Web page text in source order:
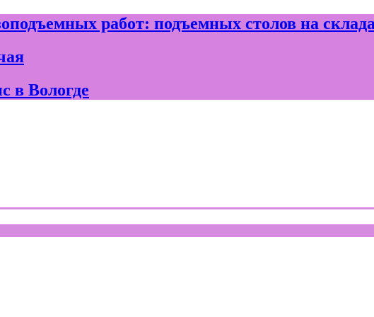
работ: подъемных столов на
в Вологде